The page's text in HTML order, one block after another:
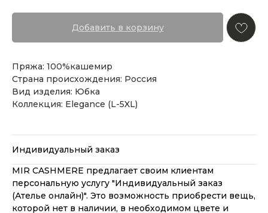
Добавить в корзину
Пряжа: 100%кашемир
Страна происхождения: Россия
Вид изделия: Юбка
Коллекция: Elegance (L-5XL)
Индивидуальный заказ
MIR CASHMERE предлагает своим клиентам
персональную услугу "Индивидуальный заказ
(Ателье онлайн)". Это возможность приобрести вещь,
которой нет в наличии, в необходимом цвете и